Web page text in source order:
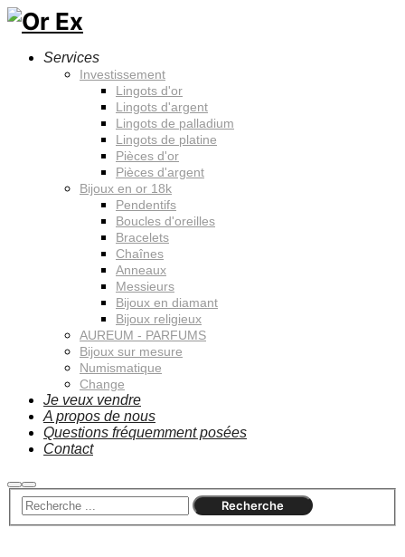
Services
Investissement
Lingots d'or
Lingots d'argent
Lingots de palladium
Lingots de platine
Pièces d'or
Pièces d'argent
Bijoux en or 18k
Pendentifs
Boucles d'oreilles
Bracelets
Chaînes
Anneaux
Messieurs
Bijoux en diamant
Bijoux religieux
AUREUM - PARFUMS
Bijoux sur mesure
Numismatique
Change
Je veux vendre
A propos de nous
Questions fréquemment posées
Contact